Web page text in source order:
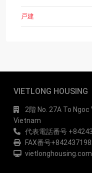
戸建
VIETLONG
2階 No. 27A To
Vietnam
代表電話番号
FAX番号
vietlonghousing.com